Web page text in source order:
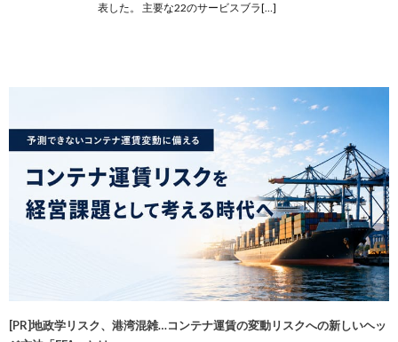
表した。 主要な22のサービスブラ[…]
[PR]地政学リスク、港湾混雑…コンテナ運賃の変動リスクへの新しいヘッ